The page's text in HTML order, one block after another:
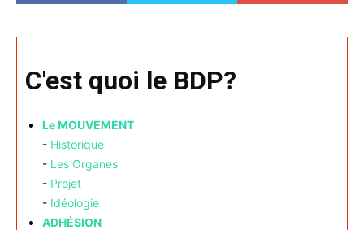
C'est quoi le BDP?
Le MOUVEMENT
- Historique
- Les Organes
- Projet
- Idéologie
ADHÉSION